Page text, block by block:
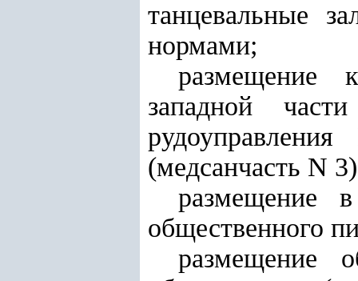
танцевальные
нормами;
размещение
западной
рудоуправления
(медсанчасть N
размещение
общественного
размещение